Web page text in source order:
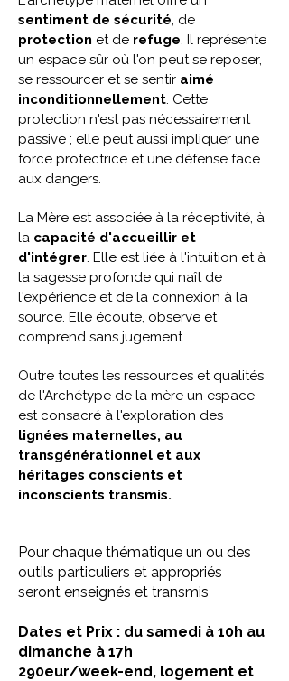
sentiment de sécurité, de
protection et de refuge. Il représente
un espace sûr où l'on peut se reposer,
se ressourcer et se sentir aimé
inconditionnellement. Cette
protection n'est pas nécessairement
passive ; elle peut aussi impliquer une
force protectrice et une défense face
aux dangers.
La Mère est associée à la réceptivité, à
la capacité d'accueillir et
d'intégrer. Elle est liée à l'intuition et à
la sagesse profonde qui naît de
l'expérience et de la connexion à la
source. Elle écoute, observe et
comprend sans jugement.
Outre toutes les ressources et qualités
de l'Archétype de la mère un espace
est consacré à l'exploration des
lignées maternelles, au
transgénérationnel et aux
héritages conscients et
inconscients transmis.
Pour chaque thématique un ou des
outils particuliers et appropriés
seront enseignés et transmis
Dates et Prix : du samedi à 10h au
dimanche à 17h
290eur/week-end, logement et